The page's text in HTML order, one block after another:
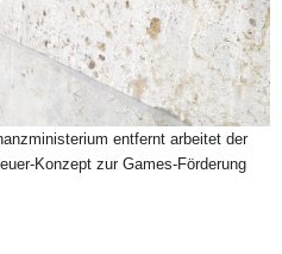
entfernt arbeitet der
Konzept zur Games-Förderung